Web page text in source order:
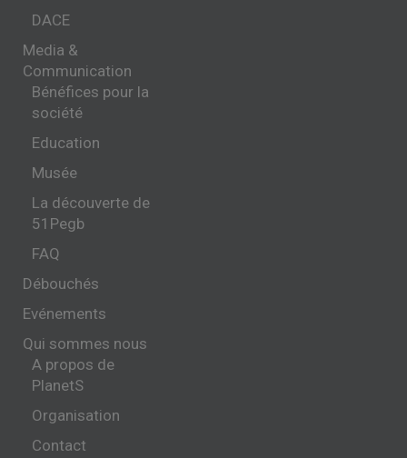
DACE
Media &
Communication
Bénéfices pour la
société
Education
Musée
La découverte de
51Pegb
FAQ
Débouchés
Evénements
Qui sommes nous
A propos de
PlanetS
Organisation
Contact